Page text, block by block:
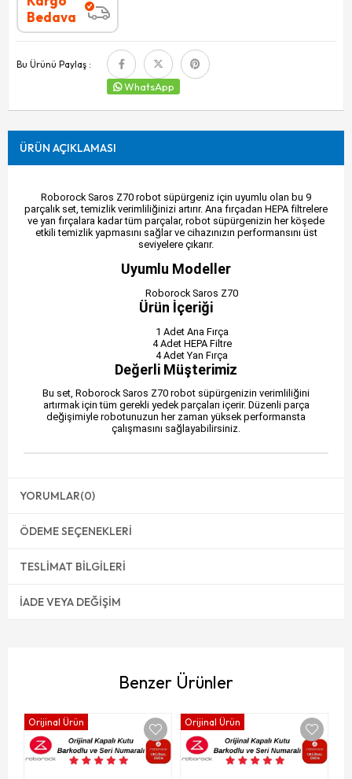
Bedava
Bu Ürünü Paylaş :
WhatsApp
ÜRÜN AÇIKLAMASI
Roborock Saros Z70 robot süpürgeniz için uyumlu olan bu 9
parçalık set, temizlik verimliliğinizi artırır. Ana fırçadan HEPA filtrelere
ve yan fırçalara kadar tüm parçalar, robot süpürgenizin her köşede
etkili temizlik yapmasını sağlar ve cihazınızın performansını üst
seviyelere çıkarır.
Uyumlu Modeller
Roborock Saros Z70
Ürün İçeriği
1 Adet Ana Fırça
4 Adet HEPA Filtre
4 Adet Yan Fırça
Değerli Müşterimiz
Bu set, Roborock Saros Z70 robot süpürgenizin verimliliğini
artırmak için tüm gerekli yedek parçaları içerir. Düzenli parça
değişimiyle robotunuzun her zaman yüksek performansta
çalışmasını sağlayabilirsiniz.
YORUMLAR(0)
ÖDEME SEÇENEKLERI
TESLIMAT BILGILERI
İADE VEYA DEĞIŞIM
Benzer Ürünler
Orijinal Ürün Orijinal Ürün